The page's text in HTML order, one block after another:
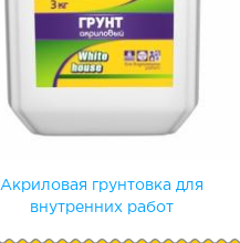
Акриловая грунтовка для
внутренних работ